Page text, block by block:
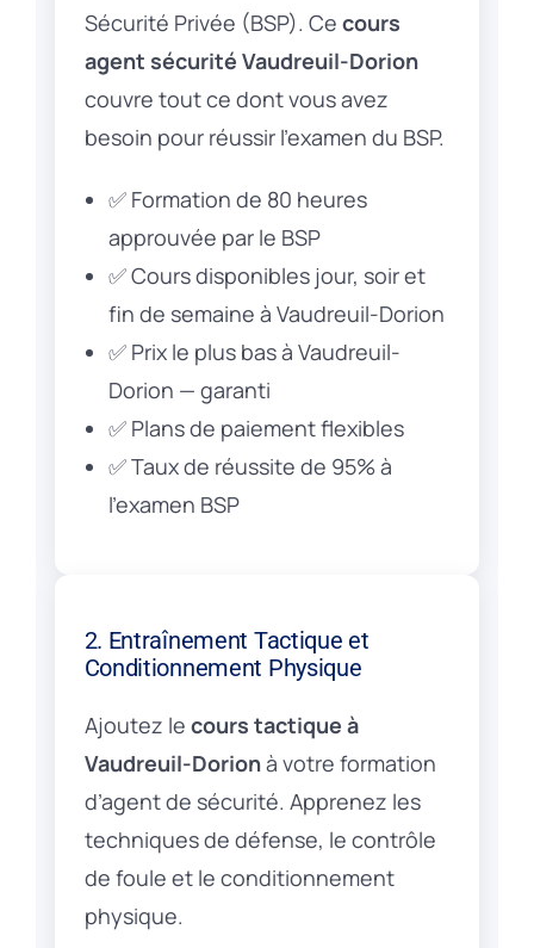
Sécurité Privée (BSP). Ce cours
agent sécurité Vaudreuil-Dorion
couvre tout ce dont vous avez
besoin pour réussir l’examen du BSP.
✅ Formation de 80 heures
approuvée par le BSP
✅ Cours disponibles jour, soir et
fin de semaine à Vaudreuil-Dorion
✅ Prix le plus bas à Vaudreuil-
Dorion — garanti
✅ Plans de paiement flexibles
✅ Taux de réussite de 95% à
l’examen BSP
2. Entraînement Tactique et
Conditionnement Physique
Ajoutez le cours tactique à
Vaudreuil-Dorionà votre formation
d’agent de sécurité. Apprenez les
techniques de défense, le contrôle
de foule et le conditionnement
physique.